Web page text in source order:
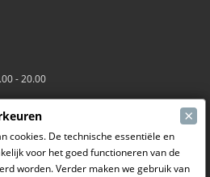
- 20.00
×
cookies. De technische essentiële en
voor het goed functioneren van de
worden. Verder maken we gebruik van